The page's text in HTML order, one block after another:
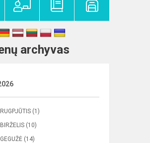
archyvas
RUGPJŪTIS (1)
BIRŽELIS (10)
GEGUŽĖ (14)